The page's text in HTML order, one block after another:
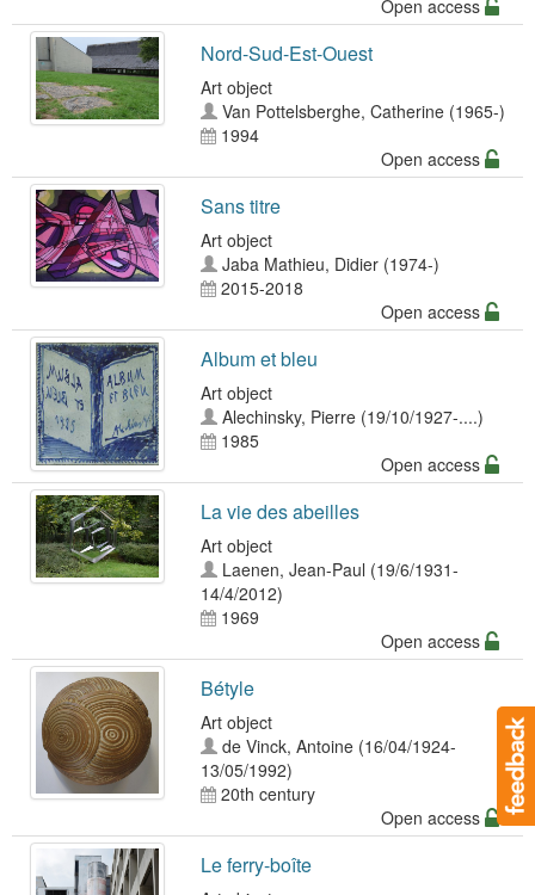
Open access
Nord-Sud-Est-Ouest
Art object
Van Pottelsberghe, Catherine (1965-)
1994
Open access
Sans titre
Art object
Jaba Mathieu, Didier (1974-)
2015-2018
Open access
Album et bleu
Art object
Alechinsky, Pierre (19/10/1927-....)
1985
Open access
La vie des abeilles
Art object
Laenen, Jean-Paul (19/6/1931-
14/4/2012)
1969
Open access
Bétyle
Art object
de Vinck, Antoine (16/04/1924-
13/05/1992)
20th century
Open access
Le ferry-boîte